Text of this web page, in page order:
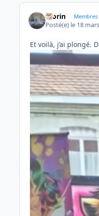
morin Membres
Posté(e) le 18 mars
Et voilà, j’ai plongé.